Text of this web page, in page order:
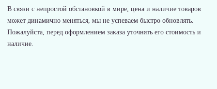
В связи с непростой обстановкой в мире, цена и наличие товаров
может динамично меняться, мы не успеваем быстро обновлять.
Пожалуйста, перед оформлением заказа уточнять его стоимость и
наличие.